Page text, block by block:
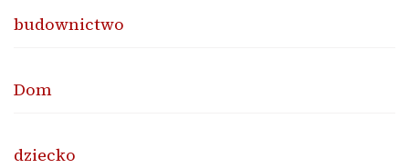
budownictwo
Dom
dziecko